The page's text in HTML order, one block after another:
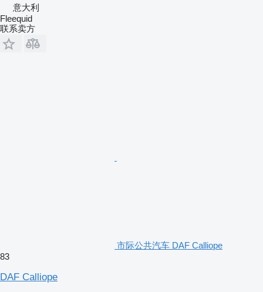
意大利
Fleequid
联系卖方
市际公共汽车 DAF Calliope
83
DAF Calliope